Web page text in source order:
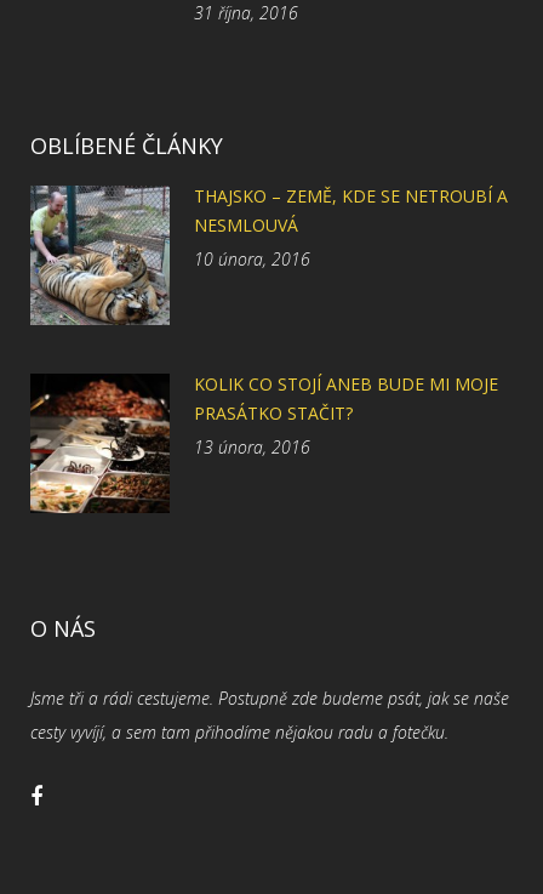
31 října, 2016
OBLÍBENÉ ČLÁNKY
THAJSKO – ZEMĚ, KDE SE NETROUBÍ A
NESMLOUVÁ
10 února, 2016
KOLIK CO STOJÍ ANEB BUDE MI MOJE
PRASÁTKO STAČIT?
13 února, 2016
O NÁS
Jsme tři a rádi cestujeme. Postupně zde budeme psát, jak se naše
cesty vyvíjí, a sem tam přihodíme nějakou radu a fotečku.